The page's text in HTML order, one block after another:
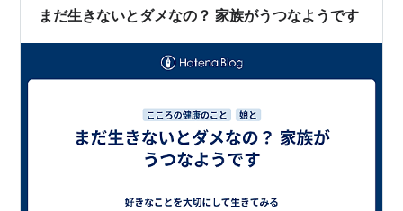
が入ったことで「自分の価値観を娘に押し付けずにすん
まだ生きないとダメなの？ 家族がうつなようです